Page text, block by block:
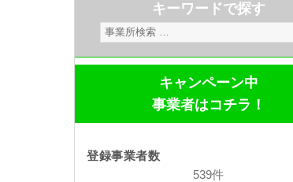
キーワードで探す
検
索:
キャンペーン中
事業者はコチラ！
登録事業者数
539件